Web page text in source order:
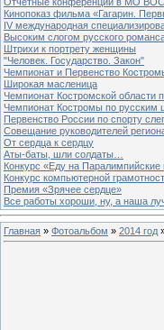
Кинопоказ фильма «Гагарин.
IV международная
Высоким слогом русского
Штрихи к портрету женщины
"Человек. Государство. Закон"
Чемпионат и Первенство
Широкая масленица
Чемпионат Костромской
Чемпионат Костромы по русским
Первенство России по спорту
Совещание руководителей
От сердца к сердцу
Аты-баты, шли солдаты…
Конкурс «Еду на
Конкурс компьютерной
Премия «Зрячее сердце»
Все работы хороши, ну, а наша
Главная » Фотоальбом » 2014 год